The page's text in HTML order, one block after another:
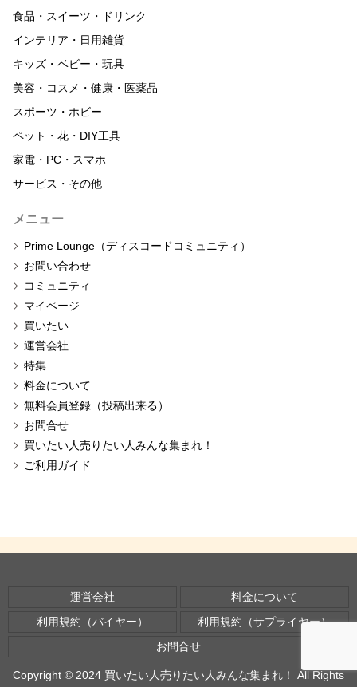
食品・スイーツ・ドリンク
インテリア・日用雑貨
キッズ・ベビー・玩具
美容・コスメ・健康・医薬品
スポーツ・ホビー
ペット・花・DIY工具
家電・PC・スマホ
サービス・その他
メニュー
Prime Lounge（ディスコードコミュニティ）
お問い合わせ
コミュニティ
マイページ
買いたい
運営会社
特集
料金について
無料会員登録（投稿出来る）
お問合せ
買いたい人売りたい人みんな集まれ！
ご利用ガイド
運営会社
料金について
利用規約（バイヤー）
利用規約（サプライヤー）
お問合せ
Copyright © 2024 買いたい人売りたい人みんな集まれ！ All Rights